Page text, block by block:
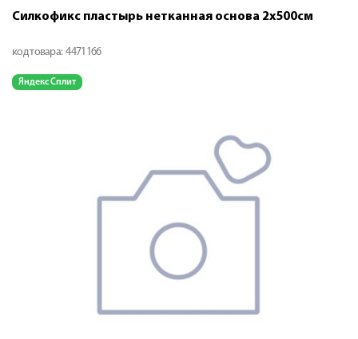
Силкофикс пластырь нетканная основа 2x500см
код товара: 4471166
Яндекс Сплит